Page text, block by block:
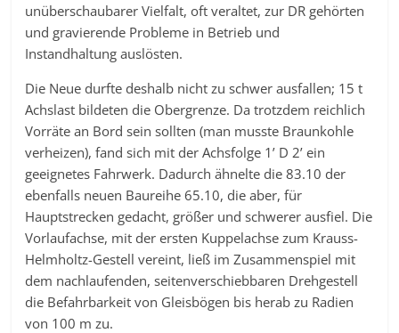
unüberschaubarer Vielfalt, oft veraltet, zur DR gehörten
und gravierende Probleme in Betrieb und
Instandhaltung auslösten.
Die Neue durfte deshalb nicht zu schwer ausfallen; 15 t
Achslast bildeten die Obergrenze. Da trotzdem reichlich
Vorräte an Bord sein sollten (man musste Braunkohle
verheizen), fand sich mit der Achsfolge 1’ D 2’ ein
geeignetes Fahrwerk. Dadurch ähnelte die 83.10 der
ebenfalls neuen Baureihe 65.10, die aber, für
Hauptstrecken gedacht, größer und schwerer ausfiel. Die
Vorlaufachse, mit der ersten Kuppelachse zum Krauss-
Helmholtz-Gestell vereint, ließ im Zusammenspiel mit
dem nachlaufenden, seitenverschiebbaren Drehgestell
die Befahrbarkeit von Gleisbögen bis herab zu Radien
von 100 m zu.